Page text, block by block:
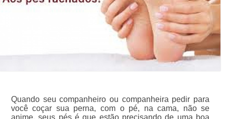
Quando seu companheiro ou companheira pedir para
você coçar sua perna, com o pé, na cama, não se